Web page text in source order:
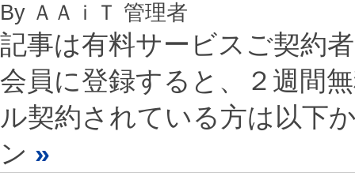
By ＡＡｉＴ 管理者
記事は有料サービスご契約
会員に登録すると、２週間
ル契約されている方は以下
ン »